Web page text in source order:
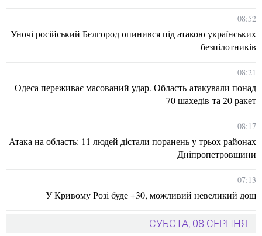
08:52
Уночі російський Бєлгород опинився під атакою українських
безпілотників
08:21
Одеса переживає масований удар. Область атакували понад
70 шахедів та 20 ракет
08:17
Атака на область: 11 людей дістали поранень у трьох районах
Дніпропетровщини
07:13
У Кривому Розі буде +30, можливий невеликий дощ
СУБОТА, 08 СЕРПНЯ